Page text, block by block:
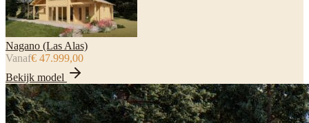
Nagano (Las Alas)
Vanaf€ 47.999,00
Bekijk model